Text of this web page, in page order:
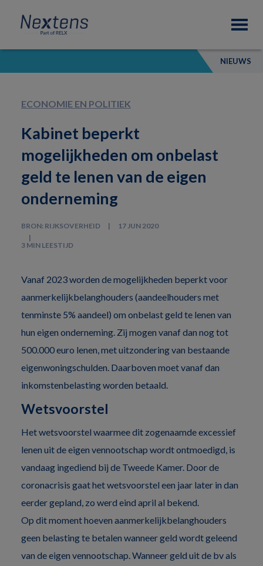
primary
navigation
content
footer
Nextens
Fiscaal
partner
van
NIEUWS
ECONOMIE EN POLITIEK
Kabinet beperkt
mogelijkheden om onbelast
geld te lenen van de eigen
onderneming
BRON: RIJKSOVERHEID 17 JUN 2020
3 MIN LEESTIJD
Vanaf 2023 worden de mogelijkheden beperkt voor
aanmerkelijkbelanghouders (aandeelhouders met
tenminste 5% aandeel) om onbelast geld te lenen van
hun eigen onderneming. Zij mogen vanaf dan nog tot
500.000 euro lenen, met uitzondering van bestaande
eigenwoningschulden. Daarboven moet vanaf dan
inkomstenbelasting worden betaald.
Wetsvoorstel
Het wetsvoorstel waarmee dit zogenaamde excessief
lenen uit de eigen vennootschap wordt ontmoedigd, is
vandaag ingediend bij de Tweede Kamer. Door de
coronacrisis gaat het wetsvoorstel een jaar later in dan
eerder gepland, zo werd eind april al bekend.
Op dit moment hoeven aanmerkelijkbelanghouders
geen belasting te betalen wanneer geld wordt geleend
van de eigen vennootschap. Wanneer geld uit de bv als